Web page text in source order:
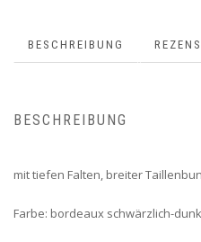
BESCHREIBUNG
BESCHREIBUNG
mit tiefen Falten, breiter
Farbe: bordeaux schwärzlich-